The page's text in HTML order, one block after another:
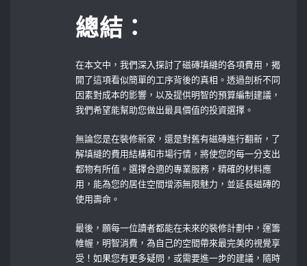
總結：
在本文中，我們深入探討了磁磚填縫的各項費用，揭
開了這項看似簡單的工序背後的真相。透過剖析不同
因素對成本的影響，以及提供明智的預算編制建議，
我們希望能幫助您做出最具價值的投資選擇。
無論您是在裝修新家，還是對舊有磁磚進行翻新，了
解填縫的費用結構和市場行情，將使您的每一分支出
都物有所值。選擇合適的專業服務，精確的材料應
用，能為您的居住空間增添無限魅力，並延長磁磚的
使用壽命。
最後，願每一位讀者都能在未來的裝修計劃中，運籌
帷幄，明智消費，為自己的空間帶來最完美的視覺享
受！如果您有更多疑問，或需要進一步的建議，隨時